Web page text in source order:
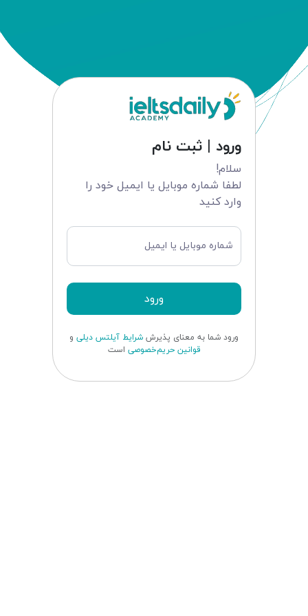
ورود | ثبت نام
سلام!
لطفا شماره موبایل یا ایمیل خود را
وارد کنید
شماره موبایل یا ایمیل
ورود
ورود شما به معنای پذیرششرایط آیلتس دیلی و
قوانین حریم‌خصوصی است